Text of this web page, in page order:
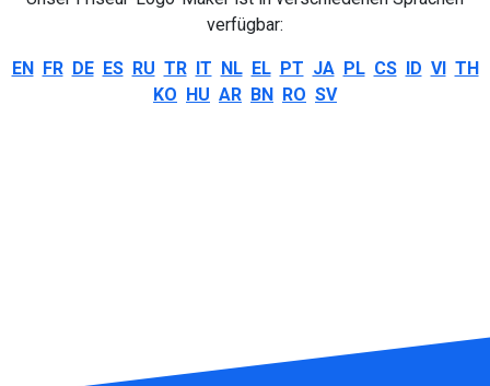
verfügbar:
EN FR DE ES RU TR IT NL EL PT JA PL CS ID VI TH
KO HU AR BN RO SV